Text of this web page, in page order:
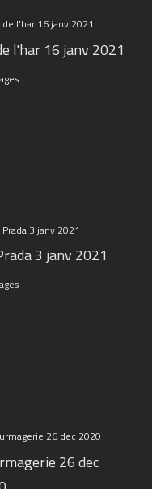
l'har 16 janv 2021
3 janv 2021
26 dec